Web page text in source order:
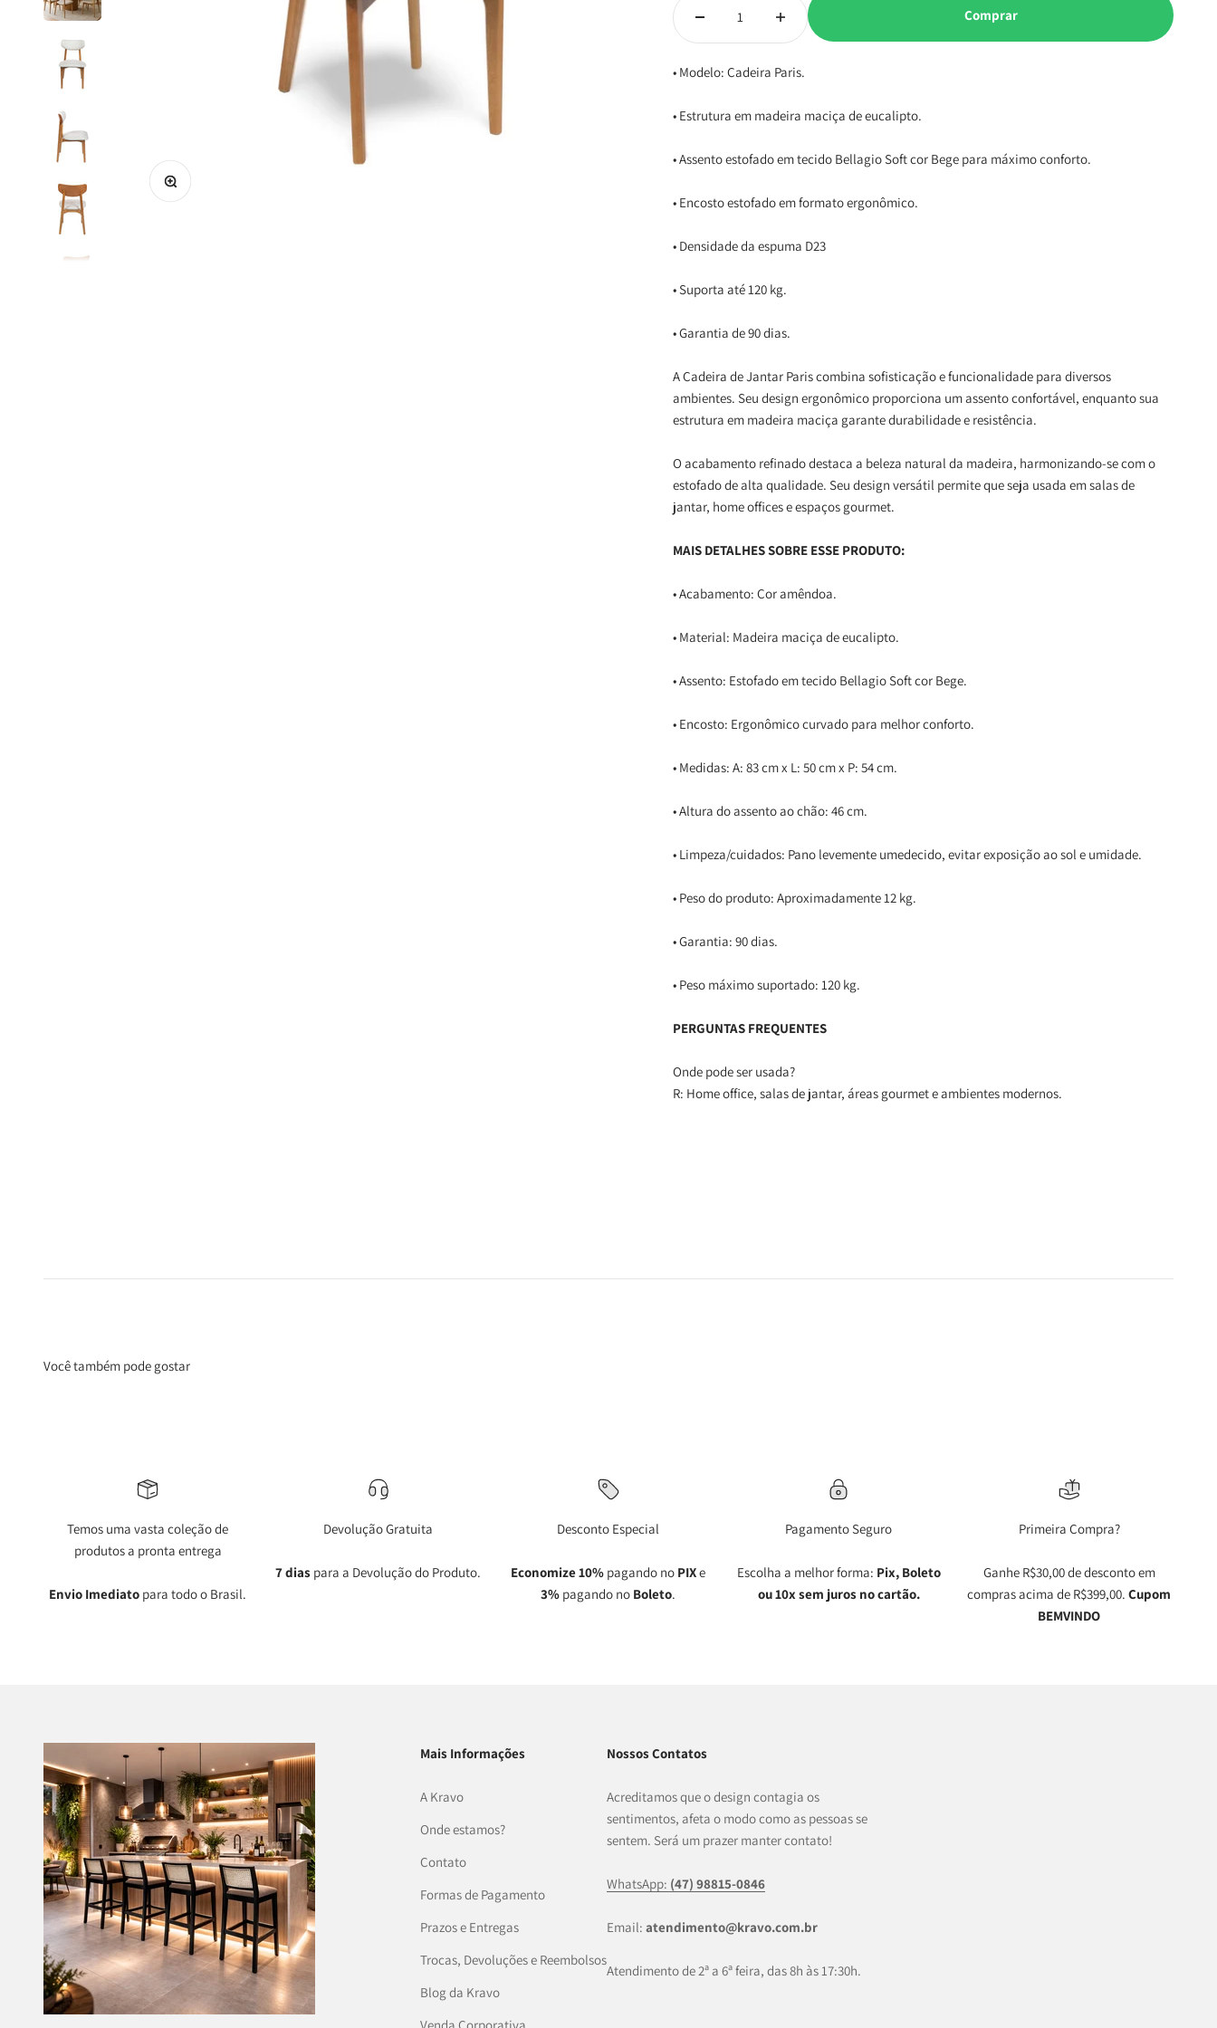
Zoom na imagem
Comprar
• Modelo: Cadeira Paris.
• Estrutura em madeira maciça de eucalipto.
• Assento estofado em tecido Bellagio Soft cor Bege para máximo conforto.
• Encosto estofado em formato ergonômico.
• Densidade da espuma D23
• Suporta até 120 kg.
• Garantia de 90 dias.
A Cadeira de Jantar Paris combina sofisticação e funcionalidade para diversos
ambientes. Seu design ergonômico proporciona um assento confortável, enquanto sua
estrutura em madeira maciça garante durabilidade e resistência.
O acabamento refinado destaca a beleza natural da madeira, harmonizando-se com o
estofado de alta qualidade. Seu design versátil permite que seja usada em salas de
jantar, home offices e espaços gourmet.
MAIS DETALHES SOBRE ESSE PRODUTO:
• Acabamento: Cor amêndoa.
• Material: Madeira maciça de eucalipto.
• Assento: Estofado em tecido Bellagio Soft cor Bege.
• Encosto: Ergonômico curvado para melhor conforto.
• Medidas: A: 83 cm x L: 50 cm x P: 54 cm.
• Altura do assento ao chão: 46 cm.
• Limpeza/cuidados: Pano levemente umedecido, evitar exposição ao sol e umidade.
• Peso do produto: Aproximadamente 12 kg.
• Garantia: 90 dias.
• Peso máximo suportado: 120 kg.
PERGUNTAS FREQUENTES
Onde pode ser usada?
R: Home office, salas de jantar, áreas gourmet e ambientes modernos.
Você também pode gostar
Temos uma vasta coleção de
produtos a pronta entrega
Envio Imediato para todo o Brasil.
Devolução Gratuita
7 dias para a Devolução do Produto.
Desconto Especial
Economize 10% pagando no PIXe
3% pagando no Boleto.
Pagamento Seguro
Escolha a melhor forma: Pix, Boleto
ou 10x sem juros no cartão.
Primeira Compra?
Ganhe R$30,00 de desconto em
compras acima de R$399,00.Cupom
BEMVINDO
Mais Informações
A Kravo
Onde estamos?
Contato
Formas de Pagamento
Prazos e Entregas
Trocas, Devoluções e Reembolsos
Blog da Kravo
Venda Corporativa
Nossos Contatos
Acreditamos que o design contagia os
sentimentos, afeta o modo como as pessoas se
sentem. Será um prazer manter contato!
WhatsApp: (47) 98815-0846
Email: atendimento@kravo.com.br
Atendimento de 2ª a 6ª feira, das 8h às 17:30h.